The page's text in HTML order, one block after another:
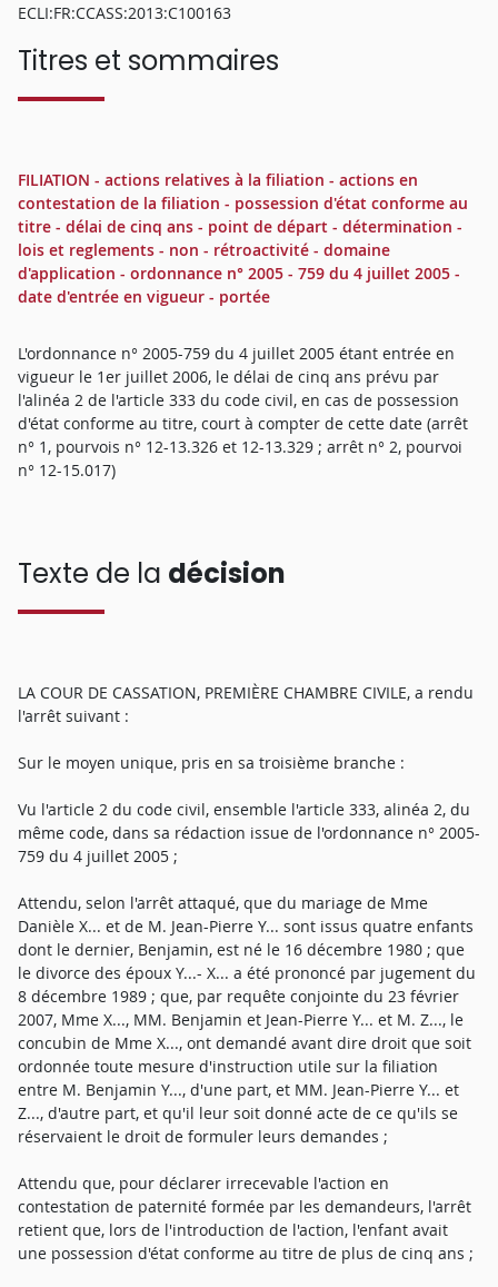
ECLI:FR:CCASS:2013:C100163
Titres et sommaires
FILIATION - actions relatives à la filiation - actions en
contestation de la filiation - possession d'état conforme au
titre - délai de cinq ans - point de départ - détermination -
lois et reglements - non - rétroactivité - domaine
d'application - ordonnance n° 2005 - 759 du 4 juillet 2005 -
date d'entrée en vigueur - portée
L'ordonnance n° 2005-759 du 4 juillet 2005 étant entrée en
vigueur le 1er juillet 2006, le délai de cinq ans prévu par
l'alinéa 2 de l'article 333 du code civil, en cas de possession
d'état conforme au titre, court à compter de cette date (arrêt
n° 1, pourvois n° 12-13.326 et 12-13.329 ; arrêt n° 2, pourvoi
n° 12-15.017)
Texte de la décision
LA COUR DE CASSATION, PREMIÈRE CHAMBRE CIVILE, a rendu
l'arrêt suivant :
Sur le moyen unique, pris en sa troisième branche :
Vu l'article 2 du code civil, ensemble l'article 333, alinéa 2, du
même code, dans sa rédaction issue de l'ordonnance n° 2005-
759 du 4 juillet 2005 ;
Attendu, selon l'arrêt attaqué, que du mariage de Mme
Danièle X... et de M. Jean-Pierre Y... sont issus quatre enfants
dont le dernier, Benjamin, est né le 16 décembre 1980 ; que
le divorce des époux Y...- X... a été prononcé par jugement du
8 décembre 1989 ; que, par requête conjointe du 23 février
2007, Mme X..., MM. Benjamin et Jean-Pierre Y... et M. Z..., le
concubin de Mme X..., ont demandé avant dire droit que soit
ordonnée toute mesure d'instruction utile sur la filiation
entre M. Benjamin Y..., d'une part, et MM. Jean-Pierre Y... et
Z..., d'autre part, et qu'il leur soit donné acte de ce qu'ils se
réservaient le droit de formuler leurs demandes ;
Attendu que, pour déclarer irrecevable l'action en
contestation de paternité formée par les demandeurs, l'arrêt
retient que, lors de l'introduction de l'action, l'enfant avait
une possession d'état conforme au titre de plus de cinq ans ;